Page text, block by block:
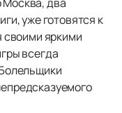
два
уже готовятся к
своими яркими
всегда